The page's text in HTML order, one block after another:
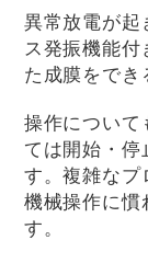
異常放電が起
ス発振機能
た成膜をでき
操作について
ては開始・停
す。複雑なプ
機械操作に慣
す。